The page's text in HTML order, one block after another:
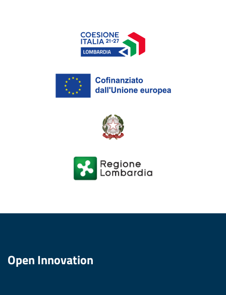
Open Innovation